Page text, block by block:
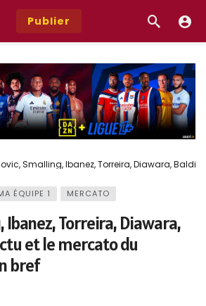
Publier
Smalling, Ibanez, Torreira, Diawara,
ÉQUIPE 1 MERCATO
Ibanez, Torreira, Diawara,
et le mercato du
bref